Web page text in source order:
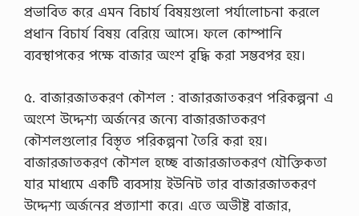
প্রভাবিত করে এমন বিচার্য বিষয়গুলো পর্যালোচনা করলে
প্ৰধান বিচার্য বিষয় বেরিয়ে আসে। ফলে কোম্পানি
ব্যবস্থাপকের পক্ষে বাজার অংশ বৃদ্ধি করা সম্ভবপর হয়।
৫. বাজারজাতকরণ কৌশল : বাজারজাতকরণ পরিকল্পনা এ
অংশে উদ্দেশ্য অর্জনের জন্যে বাজারজাতকরণ
কৌশলগুলোর বিস্তৃত পরিকল্পনা তৈরি করা হয়।
বাজারজাতকরণ কৌশল হচ্ছে বাজারজাতকরণ যৌক্তিকতা
যার মাধ্যমে একটি ব্যবসায় ইউনিট তার বাজারজাতকরণ
উদ্দেশ্য অর্জনের প্রত্যাশা করে। এতে অভীষ্ট বাজার,